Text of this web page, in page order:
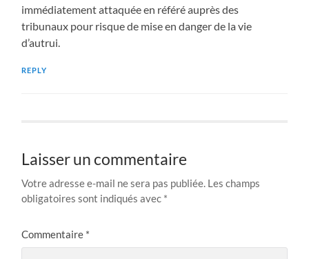
immédiatement attaquée en référé auprès des
tribunaux pour risque de mise en danger de la vie
d’autrui.
REPLY
Laisser un commentaire
Votre adresse e-mail ne sera pas publiée. Les champs
obligatoires sont indiqués avec *
Commentaire *